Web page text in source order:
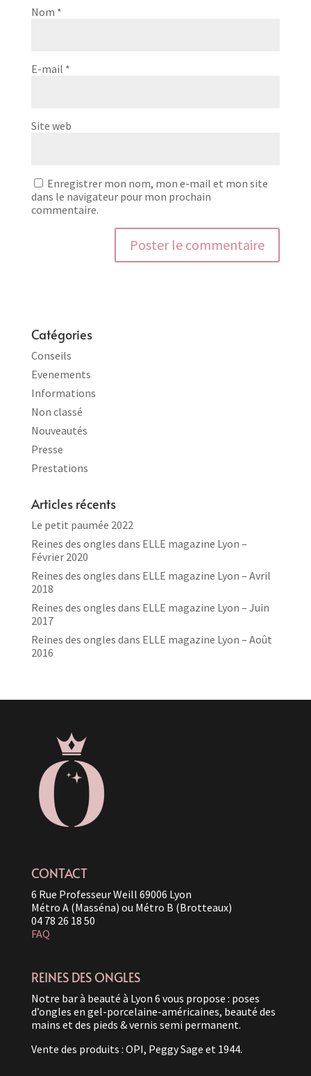
Nom *
E-mail *
Site web
Enregistrer mon nom, mon e-mail et mon site
dans le navigateur pour mon prochain
commentaire.
Catégories
Conseils
Evenements
Informations
Non classé
Nouveautés
Presse
Prestations
Articles récents
Le petit paumée 2022
Reines des ongles dans ELLE magazine Lyon –
Février 2020
Reines des ongles dans ELLE magazine Lyon – Avril
2018
Reines des ongles dans ELLE magazine Lyon – Juin
2017
Reines des ongles dans ELLE magazine Lyon – Août
2016
CONTACT
6 Rue Professeur Weill 69006 Lyon
Métro A (Masséna) ou Métro B (Brotteaux)
04 78 26 18 50
FAQ
REINES DES ONGLES
Notre bar à beauté à Lyon 6 vous propose : poses
d’ongles en gel-porcelaine-américaines, beauté des
mains et des pieds & vernis semi permanent.
Vente des produits : OPI, Peggy Sage et 1944.